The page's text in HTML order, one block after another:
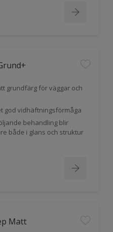
grundfärg för väggar och
god vidhäftningsförmåga
behandling blir
både i glans och struktur
Matt